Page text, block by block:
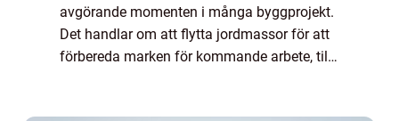
avgörande momenten i många byggprojekt.
Det handlar om att flytta jordmassor för att
förbereda marken för kommande arbete, till